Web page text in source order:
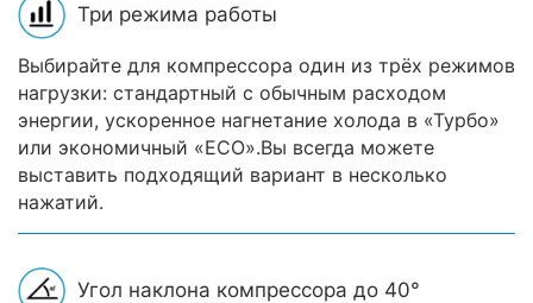
Три режима работы
Выбирайте для компрессора один из трёх режимов
нагрузки: стандартный с обычным расходом
энергии, ускоренное нагнетание холода в «Турбо»
или экономичный «ECO».Вы всегда можете
выставить подходящий вариант в несколько
нажатий.
Угол наклона компрессора до 40°